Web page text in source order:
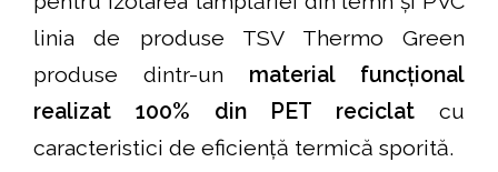
linia de produse TSV Thermo Green
produse dintr-un material funcțional
realizat 100% din PET reciclat cu
caracteristici de eficiență termică sporită.